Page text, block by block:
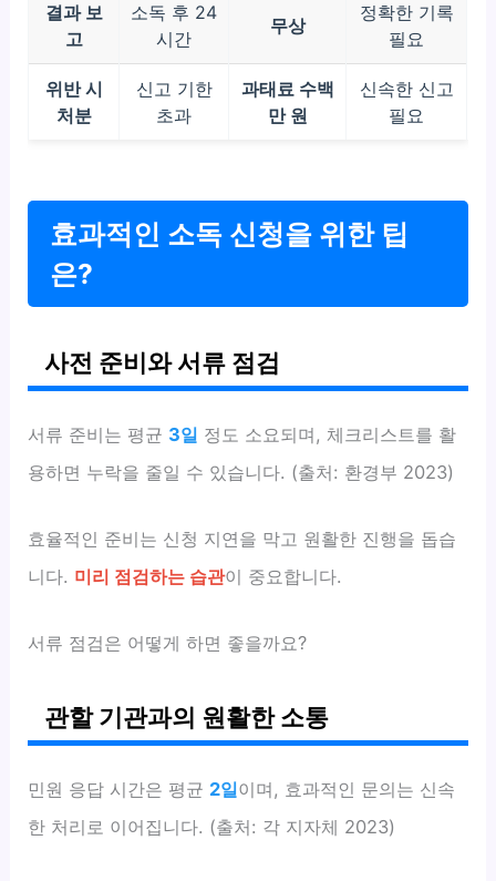
결과 보
고
소독 후 24
시간
무상
정확한 기록
필요
위반 시
처분
신고 기한
초과
과태료 수백
만 원
신속한 신고
필요
효과적인 소독 신청을 위한 팁
은?
사전 준비와 서류 점검
서류 준비는 평균 3일 정도 소요되며, 체크리스트를 활
용하면 누락을 줄일 수 있습니다. (출처: 환경부 2023)
효율적인 준비는 신청 지연을 막고 원활한 진행을 돕습
니다. 미리 점검하는 습관이 중요합니다.
서류 점검은 어떻게 하면 좋을까요?
관할 기관과의 원활한 소통
민원 응답 시간은 평균 2일이며, 효과적인 문의는 신속
한 처리로 이어집니다. (출처: 각 지자체 2023)